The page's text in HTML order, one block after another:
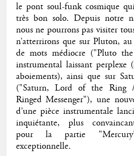
le pont soul-funk cosmique
très bon solo. Depuis notre
nous ne pourrons pas visiter
n’atterrirons que sur Pluton,
de mots médiocre ("Pluto
instrumental laissant perplexe
aboiements), ainsi que sur
("Saturn, Lord of the Ring
Ringed Messenger"), une
d’une pièce instrumentale
inquiétante, plus
pour la partie
exceptionnelle.